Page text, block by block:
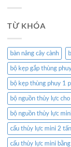
TỪ KHÓA
bàn nâng cây cành
bộ kẹp gắp thùng
bộ kẹp thùng phuy 1
bộ nguồn thủy lực
bộ nguồn thủy lực
cẩu thủy lực mini 2 tấn
cẩu thủy lực mini